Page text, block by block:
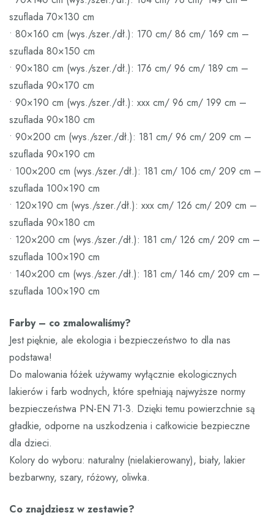
szuflada 70×130 cm
• 80×160 cm (wys./szer./dł.): 170 cm/ 86 cm/ 169 cm –
szuflada 80×150 cm
• 90×180 cm (wys./szer./dł.): 176 cm/ 96 cm/ 189 cm –
szuflada 90×170 cm
• 90×190 cm (wys./szer./dł.): xxx cm/ 96 cm/ 199 cm –
szuflada 90×180 cm
• 90×200 cm (wys./szer./dł.): 181 cm/ 96 cm/ 209 cm –
szuflada 90×190 cm
• 100×200 cm (wys./szer./dł.): 181 cm/ 106 cm/ 209 cm –
szuflada 100×190 cm
• 120×190 cm (wys./szer./dł.): xxx cm/ 126 cm/ 209 cm –
szuflada 90×180 cm
• 120×200 cm (wys./szer./dł.): 181 cm/ 126 cm/ 209 cm –
szuflada 100×190 cm
• 140×200 cm (wys./szer./dł.): 181 cm/ 146 cm/ 209 cm –
szuflada 100×190 cm
Farby – co zmalowaliśmy?
Jest pięknie, ale ekologia i bezpieczeństwo to dla nas
podstawa!
Do malowania łóżek używamy wyłącznie ekologicznych
lakierów i farb wodnych, które spełniają najwyższe normy
bezpieczeństwa PN-EN 71-3. Dzięki temu powierzchnie są
gładkie, odporne na uszkodzenia i całkowicie bezpieczne
dla dzieci.
Kolory do wyboru: naturalny (nielakierowany), biały, lakier
bezbarwny, szary, różowy, oliwka.
Co znajdziesz w zestawie?